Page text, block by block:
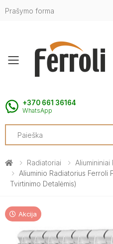
Prašymo forma
Toggle mobile
+370 661 36164
WhatsApp
Search
Radiatoriai
Aliumininiai
Aliuminio Radiatorius Ferroli
Tvirtinimo Detalėmis)
Akcija